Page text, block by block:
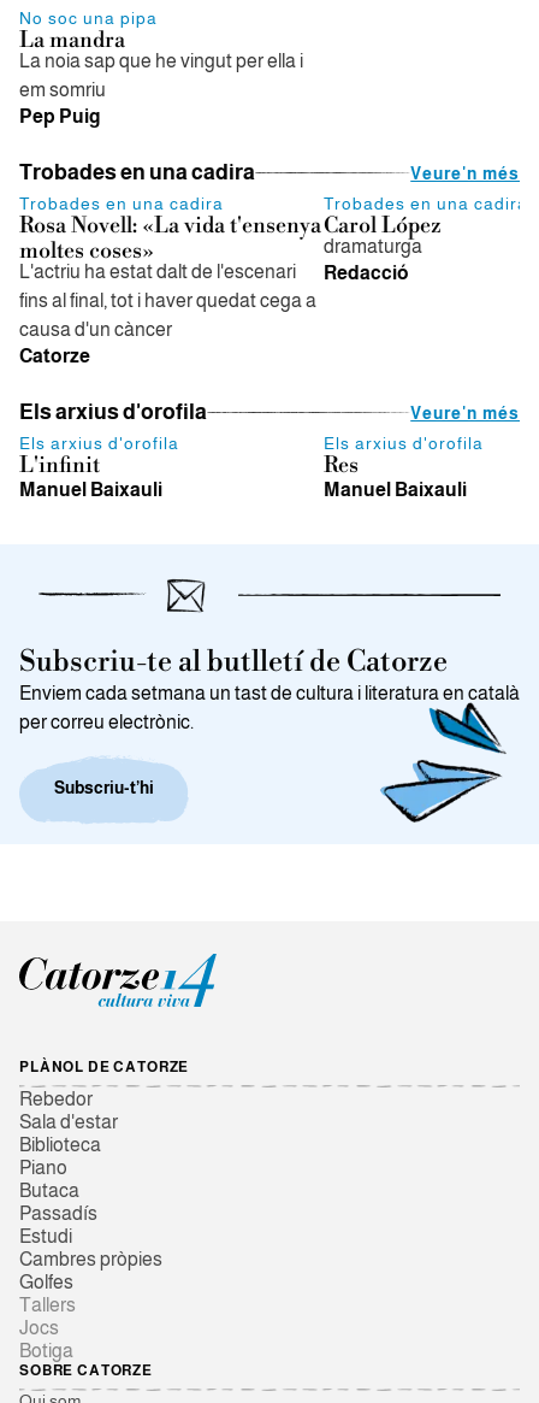
No soc una pipa
La mandra
La noia sap que he vingut per ella i
em somriu
Pep Puig
Trobades en una cadira
Veure'n més
Trobades en una cadira
Rosa Novell: «La vida t'ensenya
moltes coses»
L'actriu ha estat dalt de l'escenari
fins al final, tot i haver quedat cega a
causa d'un càncer
Catorze
Trobades en una cadira
Carol López
dramaturga
Redacció
Els arxius d'orofila
Veure'n més
Els arxius d'orofila
L'infinit
Manuel Baixauli
Els arxius d'orofila
Res
Manuel Baixauli
Subscriu-te al butlletí de Catorze
Enviem cada setmana un tast de cultura i literatura en català
per correu electrònic.
Subscriu-t’hi
PLÀNOL DE CATORZE
Rebedor
Sala d'estar
Biblioteca
Piano
Butaca
Passadís
Estudi
Cambres pròpies
Golfes
Tallers
Jocs
Botiga
SOBRE CATORZE